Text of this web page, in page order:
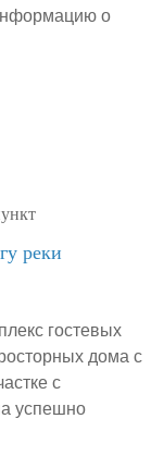
о
реки
гостевых
дома с
с
успешно